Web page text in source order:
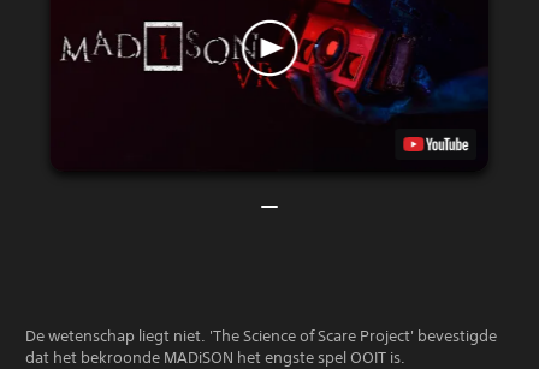
De wetenschap liegt niet. 'The Science of Scare Project' bevestigde
dat het bekroonde MADiSON het engste spel OOIT is.